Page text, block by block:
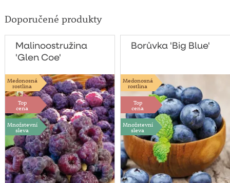
Doporučené produkty
Malinoostružina
'Glen Coe'
Medonosná
rostlina
Top
cena
Množstevní
sleva
Borůvka 'Big Blue'
Medonosná
rostlina
Top
cena
Množstevní
sleva